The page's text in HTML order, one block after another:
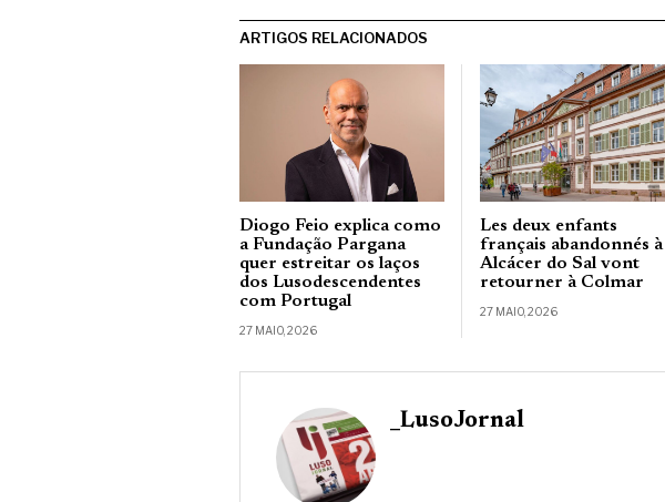
ARTIGOS RELACIONADOS
Diogo Feio explica como
a Fundação Pargana
quer estreitar os laços
dos Lusodescendentes
com Portugal
27 MAIO, 2026
Les deux enfants
français abandonnés à
Alcácer do Sal vont
retourner à Colmar
27 MAIO, 2026
_LusoJornal